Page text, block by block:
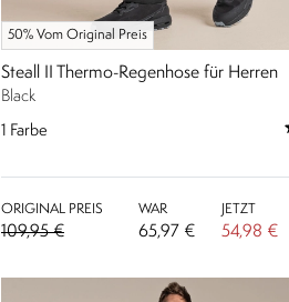
50% Vom Original Preis
Steall II Thermo-Regenhose für Herren
Black
1 Farbe
ORIGINAL PREIS
109,95 €
WAR
65,97 €
JETZT
54,98 €